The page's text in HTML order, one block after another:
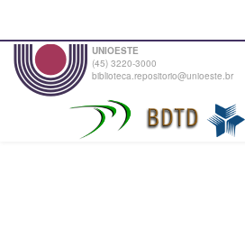
UNIOESTE
(45) 3220-3000
biblioteca.repositorio@unioeste.br